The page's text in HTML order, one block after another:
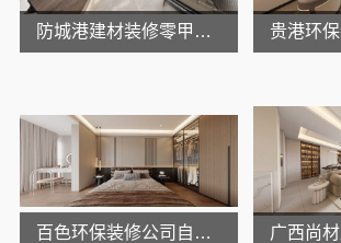
防城港建材装修零甲醛别墅选广西尚材居建材
百色环保装修公司自建房选尚材居